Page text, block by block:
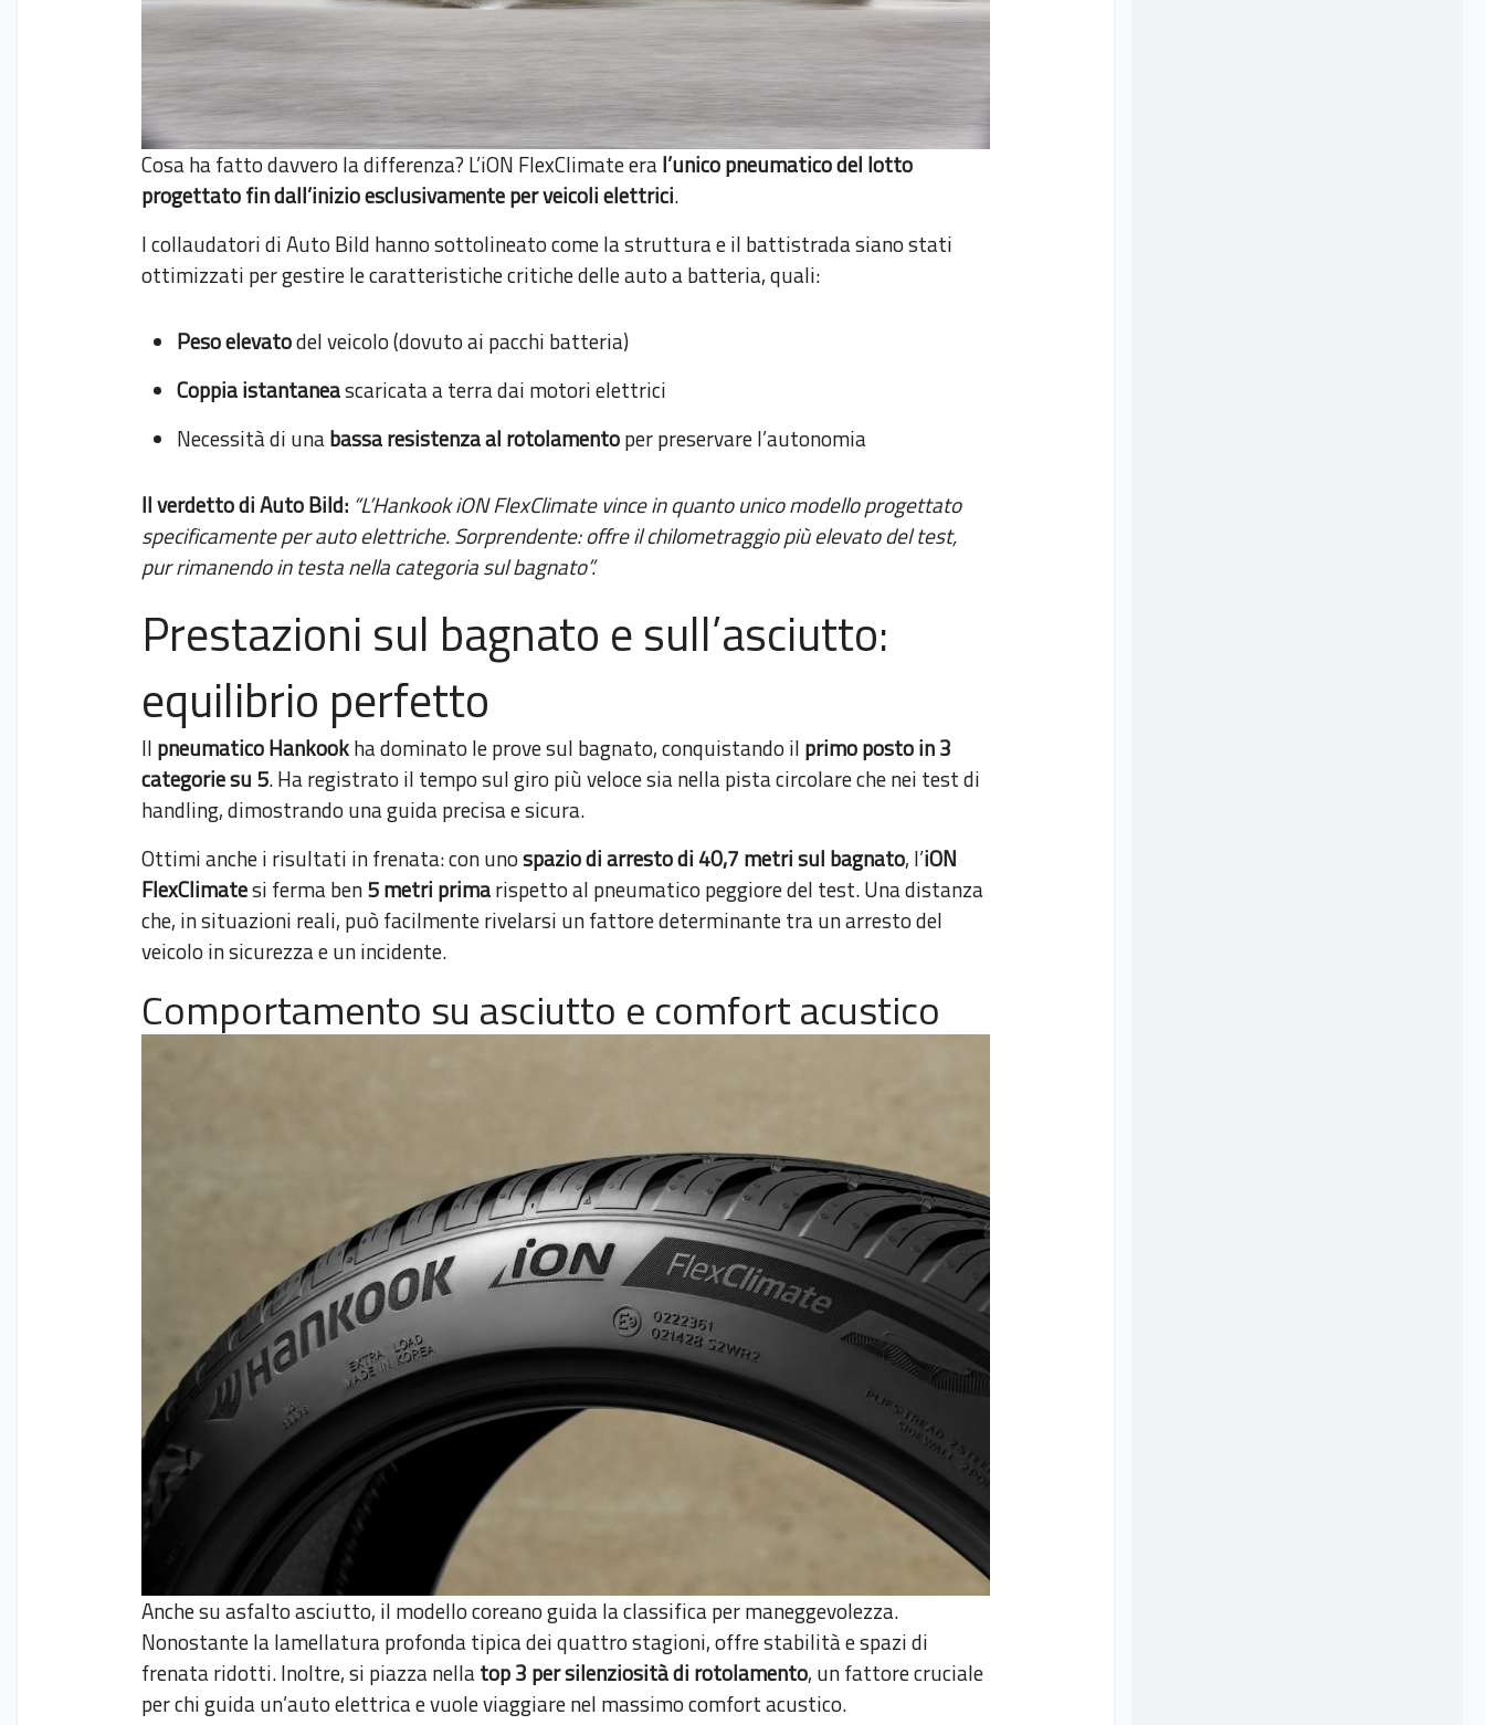
Cosa ha fatto davvero la differenza? L’iON FlexClimate eral’unico pneumatico del lotto
progettato fin dall’inizio esclusivamente per veicoli elettrici.
I collaudatori di Auto Bild hanno sottolineato come la struttura e il battistrada siano stati
ottimizzati per gestire le caratteristiche critiche delle auto a batteria, quali:
Peso elevatodel veicolo (dovuto ai pacchi batteria)
Coppia istantaneascaricata a terra dai motori elettrici
Necessità di unabassa resistenza al rotolamentoper preservare l’autonomia
Il verdetto di Auto Bild: “L’Hankook iON FlexClimate vince in quanto unico modello progettato
specificamente per auto elettriche. Sorprendente: offre il chilometraggio più elevato del test,
pur rimanendo in testa nella categoria sul bagnato”.
Prestazioni sul bagnato e sull’asciutto:
equilibrio perfetto
Il pneumatico Hankookha dominato le prove sul bagnato, conquistando il primo posto in 3
categorie su 5. Ha registrato il tempo sul giro più veloce sia nella pista circolare che nei test di
handling, dimostrando una guida precisa e sicura.
Ottimi anche i risultati in frenata: con unospazio di arresto di 40,7 metri sul bagnato, l’iON
FlexClimatesi ferma ben5 metri primarispetto al pneumatico peggiore del test. Una distanza
che, in situazioni reali, può facilmente rivelarsi un fattore determinante tra un arresto del
veicolo in sicurezza e un incidente.
Comportamento su asciutto e comfort acustico
Anche su asfalto asciutto, il modello coreano guida la classifica per maneggevolezza.
Nonostante la lamellatura profonda tipica dei quattro stagioni, offre stabilità e spazi di
frenata ridotti. Inoltre, si piazza nellatop 3 per silenziosità di rotolamento, un fattore cruciale
per chi guida un’auto elettrica e vuole viaggiare nel massimo comfort acustico.